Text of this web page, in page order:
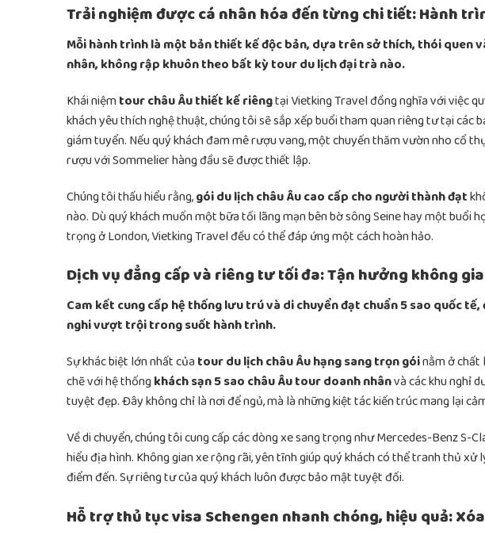
Trải nghiệm được cá nhân hóa đến từng chi tiết: Hành
Mỗi hành trình là một bản thiết kế độc bản, dựa trên sở thích, thói quen
nhân, không rập khuôn theo bất kỳ tour du lịch đại trà nào.
Khái niệmtour châu Âu thiết kế riêngtại Vietking Travel đồng nghĩa với việc
khách yêu thích nghệ thuật, chúng tôi sẽ sắp xếp buổi tham quan riêng tư tại các
giám tuyển. Nếu quý khách đam mê rượu vang, một chuyến thăm vườn nho cổ
rượu với Sommelier hàng đầu sẽ được thiết lập.
Chúng tôi thấu hiểu rằng,gói du lịch châu Âu cao cấp cho người thành đạt
nào. Dù quý khách muốn một bữa tối lãng mạn bên bờ sông Seine hay một buổi
trọng ở London, Vietking Travel đều có thể đáp ứng một cách hoàn hảo.
Dịch vụ đẳng cấp và riêng tư tối đa: Tận hưởng không
Cam kết cung cấp hệ thống lưu trú và di chuyển đạt chuẩn 5 sao quốc
nghi vượt trội trong suốt hành trình.
Sự khác biệt lớn nhất của tour du lịch châu Âu hạng sang trọn góinằm ở chất
chẽ với hệ thốngkhách sạn 5 sao châu Âu tour doanh nhânvà các khu nghỉ
tuyệt đẹp. Đây không chỉ là nơi để ngủ, mà là những kiệt tác kiến trúc mang lại
Về di chuyển, chúng tôi cung cấp các dòng xe sang trọng như Mercedes-Benz S-
hiểu địa hình. Không gian xe rộng rãi, yên tĩnh giúp quý khách có thể tranh thủ
điểm đến. Sự riêng tư của quý khách luôn được bảo mật tuyệt đối.
Hỗ trợ thủ tục visa Schengen nhanh chóng, hiệu quả: